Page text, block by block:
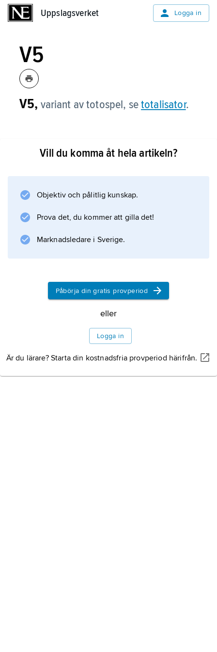
Uppslagsverket Logga in
V5
V5, variant av totospel, setotalisator.
Vill du komma åt hela artikeln?
Objektiv och pålitlig kunskap.
Prova det, du kommer att gilla det!
Marknadsledare i Sverige.
Påbörja din gratis provperiod
eller
Logga in
Är du lärare? Starta din kostnadsfria provperiod härifrån.